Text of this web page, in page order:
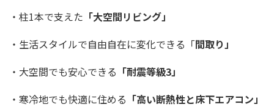
・柱1本で支えた 「大空間リビング」
・生活スタイルで自由自在に変化できる「間取り」
・大空間でも安心できる 「耐震等級3」
・寒冷地でも快適に住める 「高い断熱性と床下エアコン」